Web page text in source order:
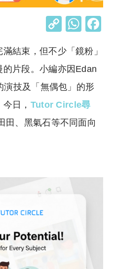
C
p
y
Li
n
k
W
at
s
A
p
p
滿結束，但不少「鏡粉」
片段。小編亦因Edan
演技及「無偶包」的形
日， Tutor Circle尋
田、黑氣石等不同面向